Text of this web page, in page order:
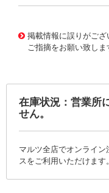
掲載情報に誤りがご
ご指摘をお願い致しま
在庫状況：営業所
せん。
マルツ全店でオンライ
スをご利用いただけます。